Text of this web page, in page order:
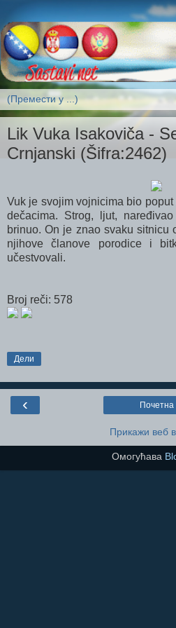
Lik Vuka Isakoviča -
Crnjanski (Šifra:2462)
Vuk je svojim vojnicima bio
dečacima. Strog, ljut,
brinuo. On je znao svaku sitnicu
njihove članove porodice i
učestvovali.
Broj reči: 578
Дели
‹ Почетна
Прикажи веб
Омогућава